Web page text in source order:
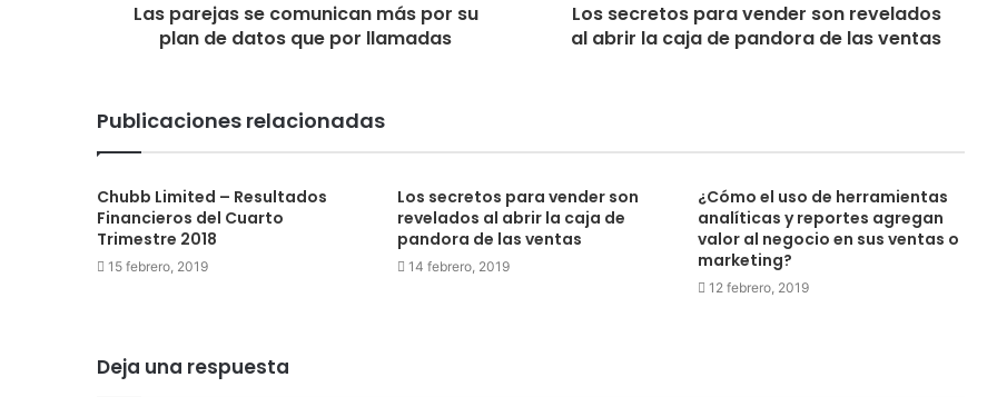
Las parejas se comunican más por su
plan de datos que por llamadas
Los secretos para vender son revelados
al abrir la caja de pandora de las ventas
Publicaciones relacionadas
Chubb Limited – Resultados
Financieros del Cuarto
Trimestre 2018
15 febrero, 2019
Los secretos para vender son
revelados al abrir la caja de
pandora de las ventas
14 febrero, 2019
¿Cómo el uso de herramientas
analíticas y reportes agregan
valor al negocio en sus ventas o
marketing?
12 febrero, 2019
Deja una respuesta